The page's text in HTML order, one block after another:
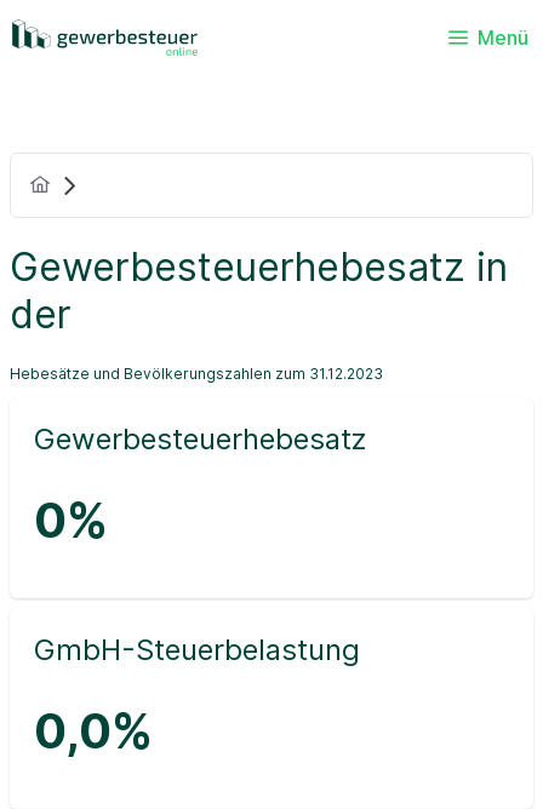
Menü
Gewerbesteuerhebesatz in
der
Hebesätze und Bevölkerungszahlen zum 31.12.2023
Gewerbesteuerhebesatz
0%
GmbH-Steuerbelastung
0,0%